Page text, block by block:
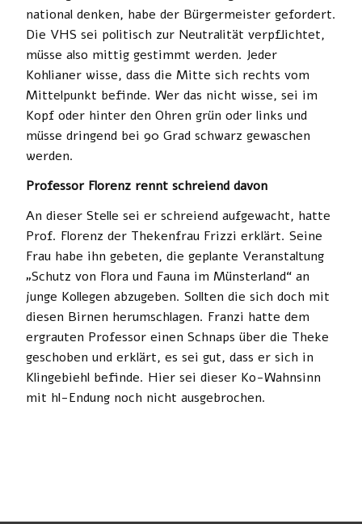
national denken, habe der Bürgermeister gefordert.
Die VHS sei politisch zur Neutralität verpflichtet,
müsse also mittig gestimmt werden. Jeder
Kohlianer wisse, dass die Mitte sich rechts vom
Mittelpunkt befinde. Wer das nicht wisse, sei im
Kopf oder hinter den Ohren grün oder links und
müsse dringend bei 90 Grad schwarz gewaschen
werden.
Professor Florenz rennt schreiend davon
An dieser Stelle sei er schreiend aufgewacht, hatte
Prof. Florenz der Thekenfrau Frizzi erklärt. Seine
Frau habe ihn gebeten, die geplante Veranstaltung
„Schutz von Flora und Fauna im Münsterland“ an
junge Kollegen abzugeben. Sollten die sich doch mit
diesen Birnen herumschlagen. Franzi hatte dem
ergrauten Professor einen Schnaps über die Theke
geschoben und erklärt, es sei gut, dass er sich in
Klingebiehl befinde. Hier sei dieser Ko-Wahnsinn
mit hl-Endung noch nicht ausgebrochen.